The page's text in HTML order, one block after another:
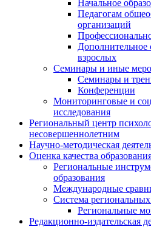
Начальное
Педагогам
организаций
Дополнительное
взрослых
Семинары и иные
Семинары и
Конференции
Мониторинговые и
исследования
Региональный центр
несовершеннолетним
Научно-методическая
Оценка качества
Региональные
образования
Международные
Система
Региональные
Редакционно-издательская